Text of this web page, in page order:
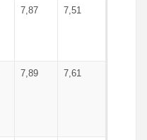
7,87 7,51
7,89 7,61